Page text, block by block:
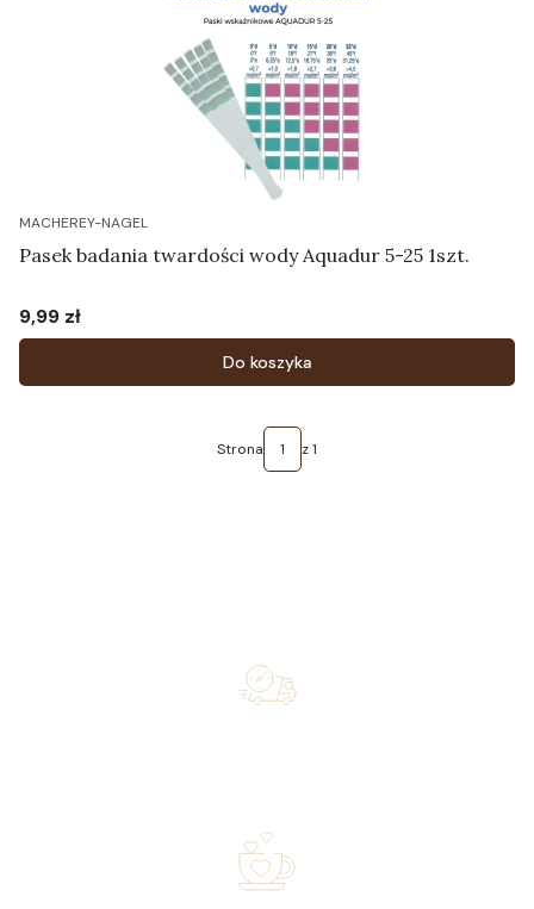
MACHEREY-NAGEL
Pasek badania twardości wody Aquadur 5-25 1szt.
Cena
9,99 zł
Do koszyka
Strona z 1